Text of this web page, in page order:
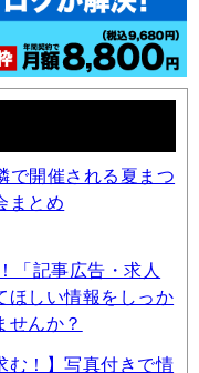
で開催される夏まつ
まとめ
「記事広告・求人
ほしい情報をしっか
せんか？
む！】写真付きで情